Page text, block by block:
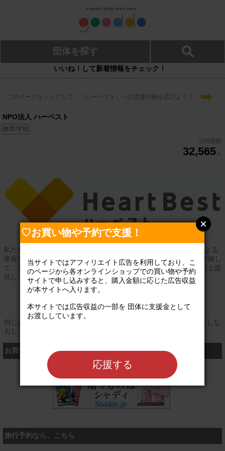
団体を探す
いいね！して新着情報をチェック！
このページをシェアして、「ハーベスト」への支援の輪を広げよう！ ➡
NPO法人 ハーベスト
教育/学校
訪問者数
32,565 人
私たちは、中・高校生に向けてボランティア市民講師1,500人による
車座形式の少人数制（１０名程度）の授業導入型社会人講話を実施し
て、多様な価値観を持つ大人と若者の出会いの場を年間４０校以上提
供しています。
同じお買い物やお申し込みを複数回行う場合は、そのたびにクリックしな
おしてください
お買い物するなら、こちら
シャディ
旅行予約なら、こちら
♡お買い物や予約で支援！
当サイトではアフィリエイト広告を利用しており、こ
のページから各オンラインショップでの買い物や予約
サイトで申し込みすると、購入金額に応じた広告収益
が本サイトへ入ります。
本サイトでは広告収益の一部を 団体に支援金として
お渡ししています。
応援する